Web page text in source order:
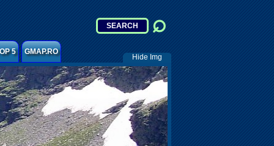
5 GMAP.RO
Hide Img